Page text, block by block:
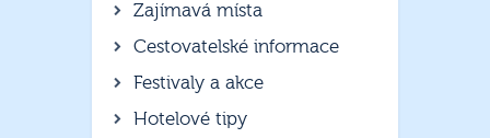
Zajímavá místa
Cestovatelské informace
Festivaly a akce
Hotelové tipy